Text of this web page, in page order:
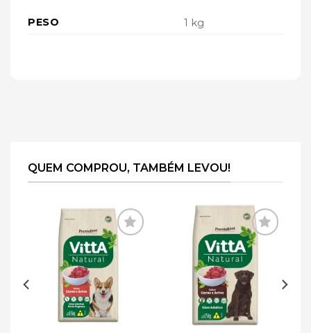
PESO 1 kg
QUEM COMPROU, TAMBÉM LEVOU!
Adicionar
à lista de
desejos
Adicionar
à lista de
desejos